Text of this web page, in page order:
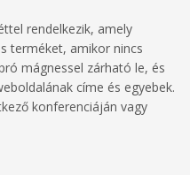
rendelkezik, amely
terméket, amikor nincs
mágnessel zárható le, és
címe és egyebek.
konferenciáján vagy